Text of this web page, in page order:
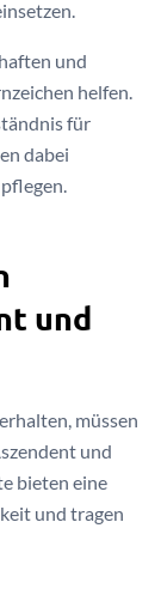
und
helfen.
für
dabei
und
müssen
und
bieten eine
und tragen